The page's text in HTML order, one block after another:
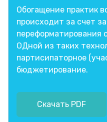
Обогащение практик
происходит за счет
переформатирования
ОДной из таких
партисипаторное
бюджетирование.
Скачать PDF